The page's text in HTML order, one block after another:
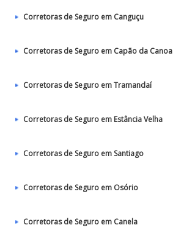
Corretoras de Seguro em Canguçu
Corretoras de Seguro em Capão da Canoa
Corretoras de Seguro em Tramandaí
Corretoras de Seguro em Estância Velha
Corretoras de Seguro em Santiago
Corretoras de Seguro em Osório
Corretoras de Seguro em Canela